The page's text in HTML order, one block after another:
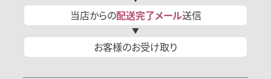
当店からの配送完了メール送信
お客様のお受け取り